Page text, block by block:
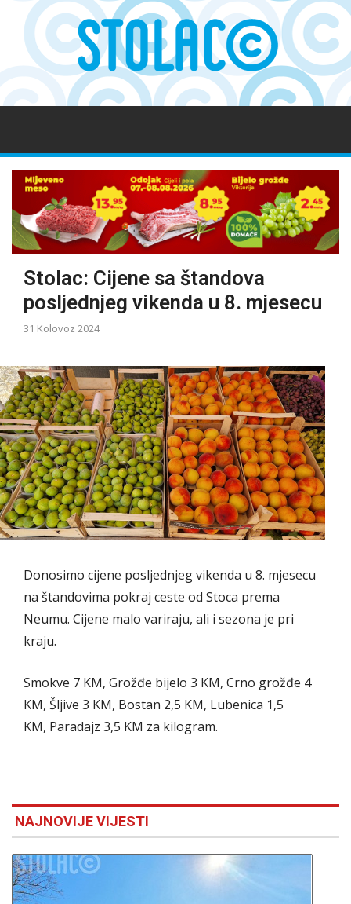
Stolac: Cijene sa štandova
posljednjeg vikenda u 8. mjesecu
31 Kolovoz 2024
Donosimo cijene posljednjeg vikenda u 8. mjesecu
na štandovima pokraj ceste od Stoca prema
Neumu. Cijene malo variraju, ali i sezona je pri
kraju.
Smokve 7 KM, Grožđe bijelo 3 KM, Crno grožđe 4
KM, Šljive 3 KM, Bostan 2,5 KM, Lubenica 1,5
KM, Paradajz 3,5 KM za kilogram.
NAJNOVIJE VIJESTI